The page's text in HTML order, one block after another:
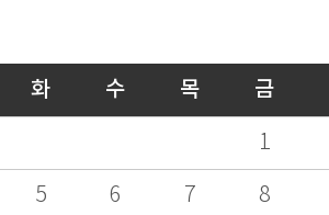
화 수 목 금
1
5 6 7 8